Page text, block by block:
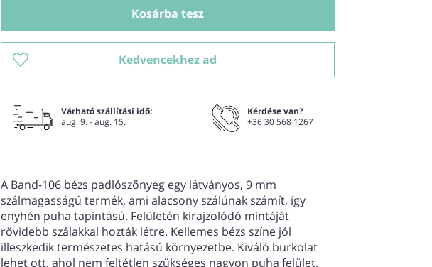
Kosárba tesz
Kedvencekhez ad
Várható szállítási idő:
aug. 9. - aug. 15.
Kérdése van?
+36 30 568 1267
A Band-106 bézs padlószőnyeg egy látványos, 9 mm
szálmagasságú termék, ami alacsony szálúnak számít, így
enyhén puha tapintású. Felületén kirajzolódó mintáját
rövidebb szálakkal hozták létre. Kellemes bézs színe jól
illeszkedik természetes hatású környezetbe. Kiváló burkolat
lehet ott, ahol nem feltétlen szükséges nagyon puha felület.